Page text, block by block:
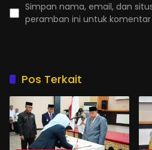
Simpan nama, email, dan
peramban ini untuk
Pos Terkait